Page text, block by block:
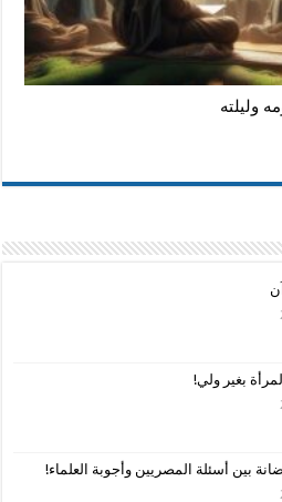
وليلته
بغير ولي!
بين أسئلة المصريين وأجوبة العلماء!